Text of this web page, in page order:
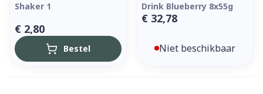
Shaker 1
€ 2,80
Bestel
Drink Blueberry 8x55g
€ 32,78
Niet beschikbaar